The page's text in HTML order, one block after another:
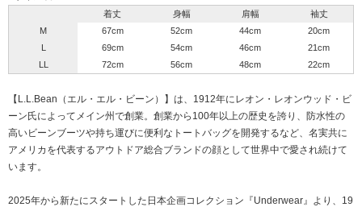
着丈 身幅 肩幅
袖丈
M
67cm 52cm 44cm
20cm
L
69cm 54cm 46cm
21cm
LL
72cm 56cm 48cm 22cm
【L.L.Bean（エル・エル・ビーン）】は、1912年にレオン・レオンウッド・ビ
ーン氏によってメイン州で創業。創業から100年以上の歴史を誇り、防水性の
高いビーンブーツや持ち運びに便利なトートバッグを開発するなど、名実共に
アメリカを代表するアウトドア総合ブランドの顔として世界中で愛され続けて
います。
2025年から新たにスタートした日本企画コレクション『Underwear』より、19